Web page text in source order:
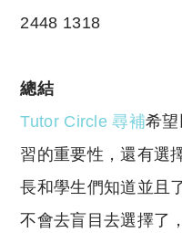
2448 1318
總結
Tutor Circle 尋補希
習的重要性，還有選
長和學生們知道並且
不會去盲目去選擇了